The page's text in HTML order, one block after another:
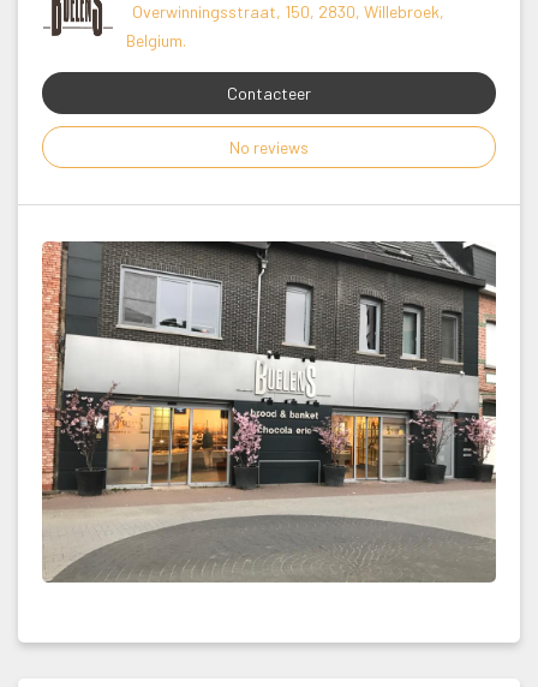
Overwinningsstraat, 150, 2830, Willebroek,
Belgium.
Contacteer
No review